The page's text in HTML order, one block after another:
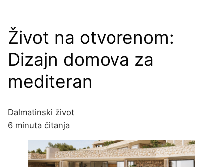
Život na otvorenom:
Dizajn domova za
mediteran
Dalmatinski život
6 minuta čitanja